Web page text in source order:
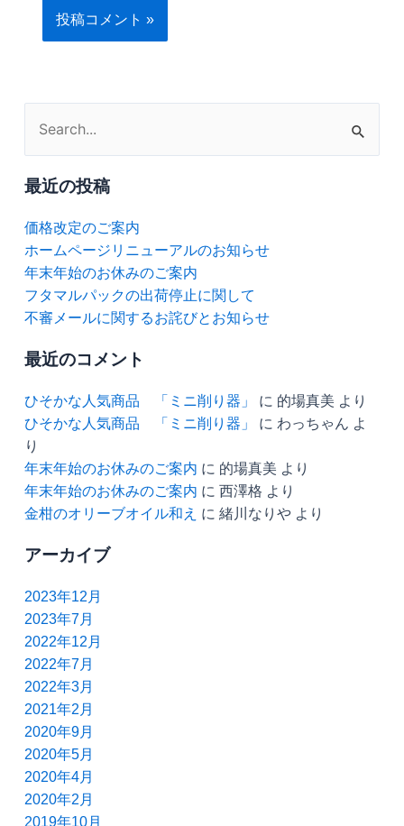
索
対
象:
最近の投稿
価格改定のご案内
ホームページリニューアルのお知らせ
年末年始のお休みのご案内
フタマルパックの出荷停止に関して
不審メールに関するお詫びとお知らせ
最近のコメント
ひそかな人気商品 「ミニ削り器」 に 的場真美 より
ひそかな人気商品 「ミニ削り器」
に わっちゃん よ
り
年末年始のお休みのご案内 に 的場真美 より
年末年始のお休みのご案内 に 西澤格 より
金柑のオリーブオイル和え に 緒川なりや より
アーカイブ
2023年12月
2023年7月
2022年12月
2022年7月
2022年3月
2021年2月
2020年9月
2020年5月
2020年4月
2020年2月
2019年10月